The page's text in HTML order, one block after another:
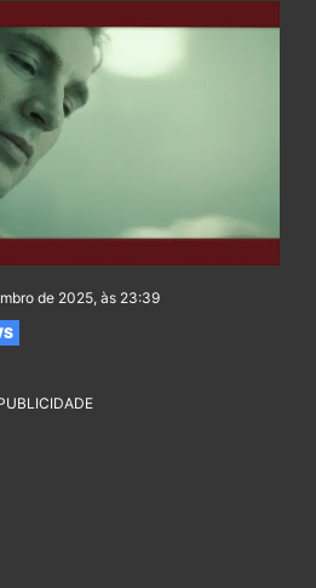
de 2025, às 23:39